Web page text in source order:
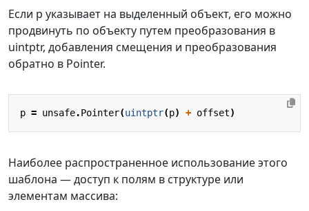
Если p указывает на выделенный объект, его можно
продвинуть по объекту путем преобразования в
uintptr, добавления смещения и преобразования
обратно в Pointer.
p = unsafe.Pointer(uintptr(p) + offset)
Наиболее распространенное использование этого
шаблона — доступ к полям в структуре или
элементам массива: